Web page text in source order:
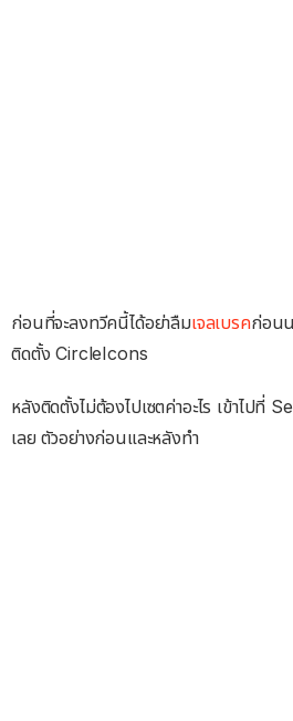
ก่อนที่จะลงทวีคนี้ได้อย่าลืมเจลเบรคก่อนน
ติดตั้ง CircleIcons
หลังติดตั้งไม่ต้องไปเซตค่าอะไร เข้าไปที่
เลย ตัวอย่างก่อนและหลังทำ